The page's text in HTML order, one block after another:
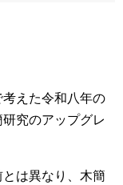
えた令和八年の
究のアップグレ
は異なり、木簡